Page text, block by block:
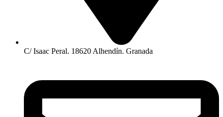
C/ Isaac Peral. 18620 Alhendín. Granada